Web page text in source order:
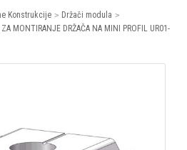
Konstrukcije
Držači modula
MONTIRANJE DRŽAČA NA MINI PROFIL UR01-